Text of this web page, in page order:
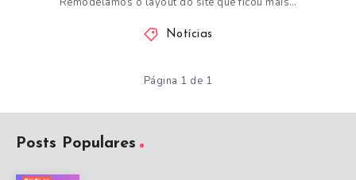
Notícias
Página 1 de 1
Posts Populares